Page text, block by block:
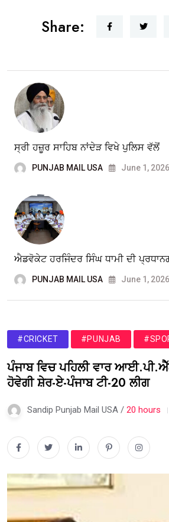
Share:
ਸ੍ਰੀ ਹਜ਼ੂਰ ਸਾਹਿਬ ਨਾਂਦੇੜ ਵਿਖੇ ਪੁਲਿਸ ਵੱਲੋਂ
PUNJAB MAIL USA June 1, 2026
ਐਡਵੋਕੇਟ ਹਰਜਿੰਦਰ ਸਿੰਘ ਧਾਮੀ ਦੀ
PUNJAB MAIL USA June 1, 2026
#CRICKET #PUNJAB
ਪੰਜਾਬ ਵਿਚ ਪਹਿਲੀ ਵਾਰ
ਹੋਵੇਗੀ ਸ਼ੇਰ-ਏ-ਪੰਜਾਬ ਟੀ-20 ਲੀਗ
Sandip Punjab Mail USA / 20 hours